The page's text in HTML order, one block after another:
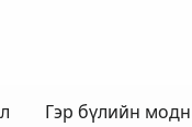
Гэр бүлийн